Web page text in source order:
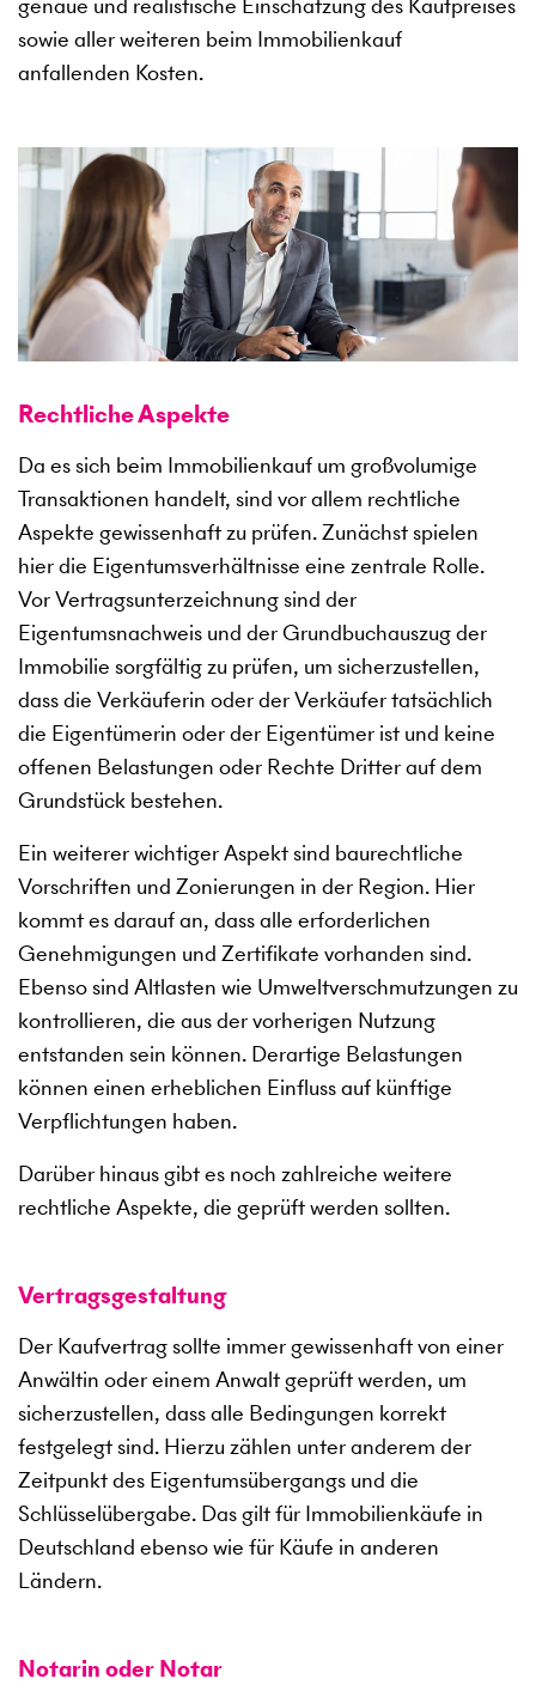
sowie aller weiteren beim Immobilienkauf
anfallenden Kosten.
Rechtliche Aspekte
Da es sich beim Immobilienkauf um großvolumige
Transaktionen handelt, sind vor allem rechtliche
Aspekte gewissenhaft zu prüfen. Zunächst spielen
hier die Eigentumsverhältnisse eine zentrale Rolle.
Vor Vertragsunterzeichnung sind der
Eigentumsnachweis und der Grundbuchauszug der
Immobilie sorgfältig zu prüfen, um sicherzustellen,
dass die Verkäuferin oder der Verkäufer tatsächlich
die Eigentümerin oder der Eigentümer ist und keine
offenen Belastungen oder Rechte Dritter auf dem
Grundstück bestehen.
Ein weiterer wichtiger Aspekt sind baurechtliche
Vorschriften und Zonierungen in der Region. Hier
kommt es darauf an, dass alle erforderlichen
Genehmigungen und Zertifikate vorhanden sind.
Ebenso sind Altlasten wie Umweltverschmutzungen zu
kontrollieren, die aus der vorherigen Nutzung
entstanden sein können. Derartige Belastungen
können einen erheblichen Einfluss auf künftige
Verpflichtungen haben.
Darüber hinaus gibt es noch zahlreiche weitere
rechtliche Aspekte, die geprüft werden sollten.
Vertragsgestaltung
Der Kaufvertrag sollte immer gewissenhaft von einer
Anwältin oder einem Anwalt geprüft werden, um
sicherzustellen, dass alle Bedingungen korrekt
festgelegt sind. Hierzu zählen unter anderem der
Zeitpunkt des Eigentumsübergangs und die
Schlüsselübergabe. Das gilt für Immobilienkäufe in
Deutschland ebenso wie für Käufe in anderen
Ländern.
Notarin oder Notar